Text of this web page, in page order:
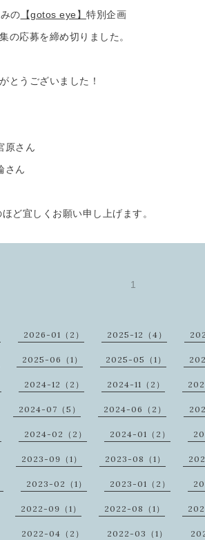
の 【gotos eye】 特別企画
の応募を締め切りました。
とうございました！
原さん
さん
ど宜しくお願い申し上げます。
1
2026-01（2） 2025-12（4）
2025-06（1） 2025-05（1）
2024-12（2） 2024-11（2）
2024-07（5） 2024-06（2）
2024-02（2） 2024-01（2）
2023-09（1） 2023-08（1）
2023-02（1） 2023-01（2）
2022-09（1） 2022-08（1）
2022-04（2） 2022-03（1）